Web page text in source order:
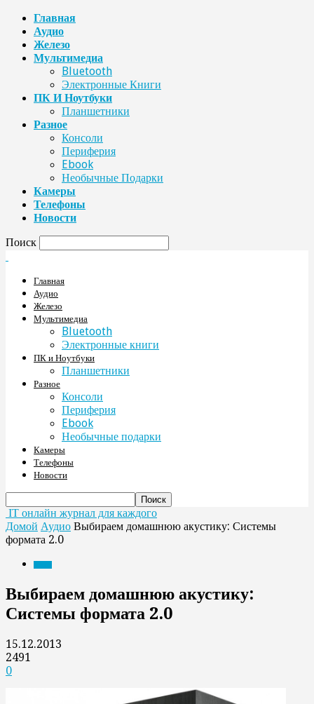
Главная
Аудио
Железо
Мультимедиа
Bluetooth
Электронные Книги
ПК И Ноутбуки
Планшетники
Разное
Консоли
Периферия
Ebook
Необычные Подарки
Камеры
Телефоны
Новости
Поиск
Главная
Аудио
Железо
Мультимедиа
Bluetooth
Электронные книги
ПК и Ноутбуки
Планшетники
Разное
Консоли
Периферия
Ebook
Необычные подарки
Камеры
Телефоны
Новости
IT онлайн журнал для каждого
Домой Аудио Выбираем домашнюю акустику: Системы
формата 2.0
Выбираем домашнюю акустику:
Системы формата 2.0
15.12.2013
2491
0